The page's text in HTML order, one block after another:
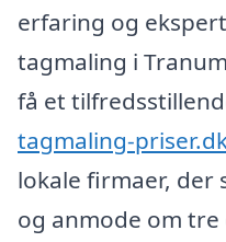
erfaring og
tagmaling i
få et
tagmaling-
lokale firmaer, der
og anmode om tre